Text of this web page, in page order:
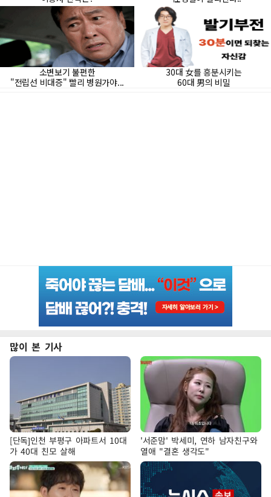
많이 본 기사
[단독]인천 부평구 아파트서 10대
가 40대 친모 살해
'서준맘' 박세미, 연하 남자친구와
열애 "결혼 생각도"